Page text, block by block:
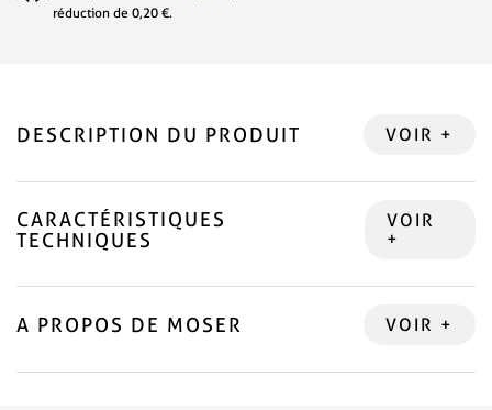
réduction de 0,20 €.
DESCRIPTION DU PRODUIT
CARACTÉRISTIQUES
TECHNIQUES
A PROPOS DE MOSER